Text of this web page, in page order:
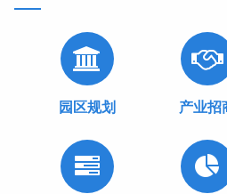
园区规划 产业招